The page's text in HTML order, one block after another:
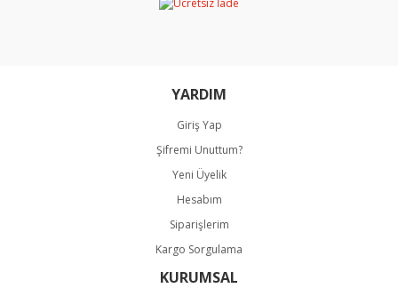
Gönder
YARDIM
Giriş Yap
Şifremi Unuttum?
Yeni Üyelik
Hesabım
Siparişlerim
Kargo Sorgulama
KURUMSAL